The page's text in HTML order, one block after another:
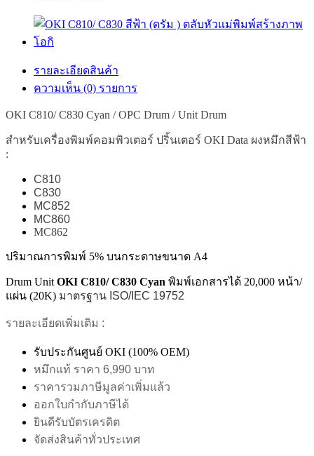
รายละเอียดสินค้า
ความเห็น (0) รายการ
OKI C810/ C830 Cyan / OPC Drum / Unit Drum
สำหรับเครื่องพิมพ์คอมพิวเตอร์ ปริ้นเตอร์ OKI Data ผงหมึกสีฟ้า
:
C810
C830
MC852
MC860
MC862
ปริมาณการพิมพ์ 5% บนกระดาษขนาด A4
Drum Unit OKI C810/ C830 Cyan พิมพ์เอกสารได้ 20,000 หน้า/
แผ่น (20K) มาตรฐาน ISO/IEC 19752
รายละเอียดเพิ่มเติม :
รับประกันศูนย์ OKI (100% OEM)
หมึกแท้ ราคา 6,990 บาท
ราคารวมภาษีมูลค่าเพิ่มแล้ว
ออกใบกำกับภาษีได้
ยินดีรับบัตรเครดิต
จัดส่งสินค้าทั่วประเทศ